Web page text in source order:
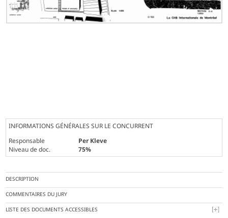
INFORMATIONS GÉNÉRALES SUR LE CONCURRENT
Responsable
Per Kleve
Niveau de doc.
75%
DESCRIPTION
COMMENTAIRES DU JURY
LISTE DES DOCUMENTS ACCESSIBLES